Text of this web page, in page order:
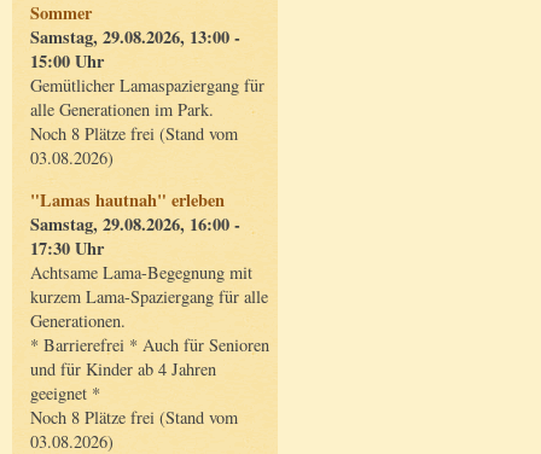
Sommer
Samstag, 29.08.2026, 13:00 -
15:00 Uhr
Gemütlicher Lamaspaziergang für
alle Generationen im Park.
Noch 8 Plätze frei (Stand vom
03.08.2026)
"Lamas hautnah" erleben
Samstag, 29.08.2026, 16:00 -
17:30 Uhr
Achtsame Lama-Begegnung mit
kurzem Lama-Spaziergang für alle
Generationen.
* Barrierefrei * Auch für Senioren
und für Kinder ab 4 Jahren
geeignet *
Noch 8 Plätze frei (Stand vom
03.08.2026)